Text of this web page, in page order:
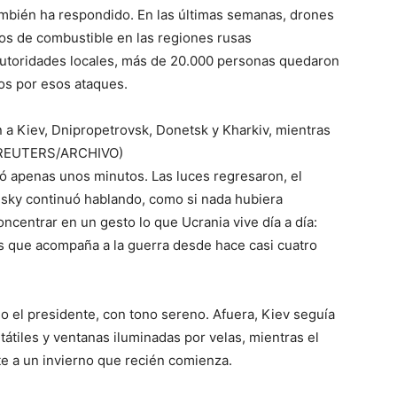
ha respondido. En las últimas semanas, drones
de combustible en las regiones rusas
locales, más de 20.000 personas quedaron
por esos ataques.
Kiev, Dnipropetrovsk, Donetsk y Kharkiv, mientras
ARCHIVO)
unos minutos. Las luces regresaron, el
continuó hablando, como si nada hubiera
en un gesto lo que Ucrania vive día a día:
acompaña a la guerra desde hace casi cuatro
el presidente, con tono sereno. Afuera, Kiev seguía
y ventanas iluminadas por velas, mientras el
a un invierno que recién comienza.